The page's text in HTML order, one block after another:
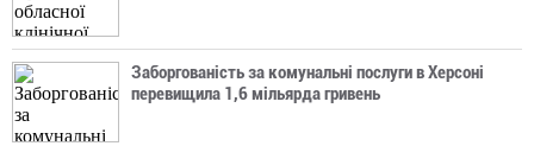
Заборгованість за комунальні послуги в Херсоні
перевищила 1,6 мільярда гривень